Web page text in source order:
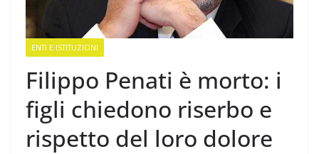
ENTI E ISTITUZIONI
Filippo Penati è morto: i
figli chiedono riserbo e
rispetto del loro dolore